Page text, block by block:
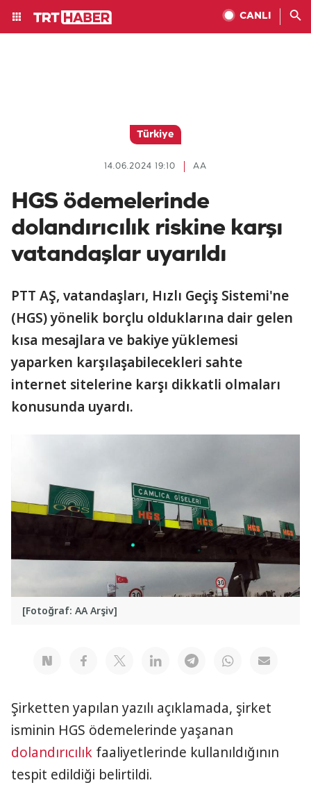
CANLI
Türkiye
AA
14.06.2024 19:10
HGS ödemelerinde
dolandırıcılık riskine karşı
vatandaşlar uyarıldı
PTT AŞ, vatandaşları, Hızlı Geçiş Sistemi'ne
(HGS) yönelik borçlu olduklarına dair gelen
kısa mesajlara ve bakiye yüklemesi
yaparken karşılaşabilecekleri sahte
internet sitelerine karşı dikkatli olmaları
konusunda uyardı.
[Fotoğraf: AA Arşiv]
Şirketten yapılan yazılı açıklamada, şirket
isminin HGS ödemelerinde yaşanan
dolandırıcılık faaliyetlerinde kullanıldığının
tespit edildiği belirtildi.